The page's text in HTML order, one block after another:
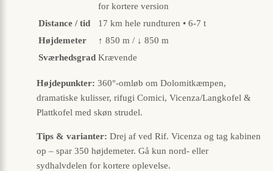
for kortere version
Distance / tid
17 km hele rundturen • 6-7 t
Højdemeter
↑ 850 m / ↓ 850 m
Sværhedsgrad Krævende
Højdepunkter: 360°-omløb om Dolomitkæmpen,
dramatiske kulisser, rifugi Comici, Vicenza/Langkofel &
Plattkofel med skøn strudel.
Tips & varianter: Drej af ved Rif. Vicenza og tag kabinen
op – spar 350 højdemeter. Gå kun nord- eller
sydhalvdelen for kortere oplevelse.